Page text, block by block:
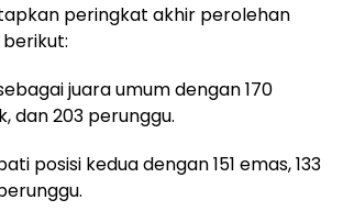
peringkat akhir perolehan
juara umum dengan 170
dan 203 perunggu.
posisi kedua dengan 151 emas, 133